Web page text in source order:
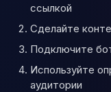
ссылкой
Сделайте
Подключите
Используйте
аудитории